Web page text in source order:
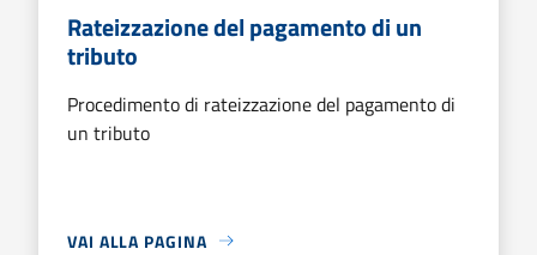
Rateizzazione del pagamento di un
tributo
Procedimento di rateizzazione del pagamento di
un tributo
VAI ALLA PAGINA